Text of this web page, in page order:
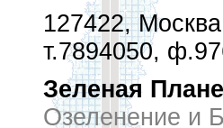
127422,
т.7894050,
Зеленая
Озеленение и